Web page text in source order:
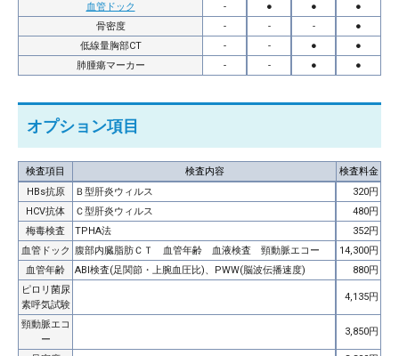
血管ドック - ● ●
●
骨密度
- - -
●
低線量胸部CT
- - ●
●
肺腫瘍マーカー
- - ● ●
オプション項目
検査項目 検査内容
検査料金
HBs抗原
Ｂ型肝炎ウィルス
320円
HCV抗体
Ｃ型肝炎ウィルス
480円
梅毒検査
TPHA法
352円
血管ドック
腹部内臓脂肪ＣＴ 血管年齢 血液検査 頸動脈エコー
14,300円
血管年齢
ABI検査(足関節・上腕血圧比)、PWW(脳波伝播速度)
880円
ピロリ菌尿
素呼気試験
4,135円
頸動脈エコ
ー
3,850円